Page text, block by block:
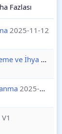
Fazlası
2025-11-12
Emekli Olamayanlar için Toptan Ödeme ve İhya Rehberi
2025-11-19
V1